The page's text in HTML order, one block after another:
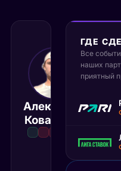
Александр
Ковачевич
ГДЕ
Все
наших
приятный